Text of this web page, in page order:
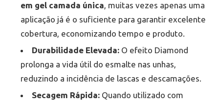
em gel camada única, muitas vezes apenas uma
aplicação já é o suficiente para garantir excelente
cobertura, economizando tempo e produto.
Durabilidade Elevada: O efeito Diamond
prolonga a vida útil do esmalte nas unhas,
reduzindo a incidência de lascas e descamações.
Secagem Rápida: Quando utilizado com